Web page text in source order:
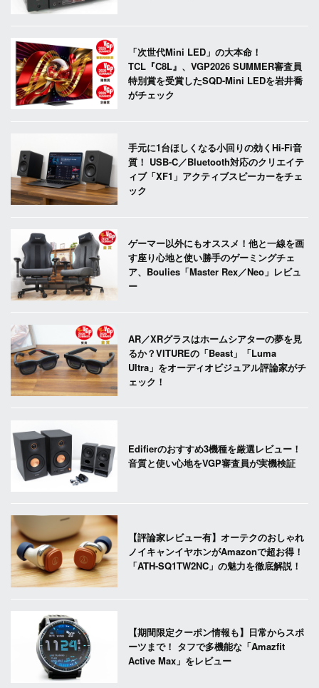
「次世代Mini LED」の大本命！
TCL『C8L』、VGP2026 SUMMER審査員
特別賞を受賞したSQD-Mini LEDを岩井喬
がチェック
手元に1台ほしくなる小回りの効くHi-Fi音
質！ USB-C／Bluetooth対応のクリエイテ
ィブ「XF1」アクティブスピーカーをチェ
ック
ゲーマー以外にもオススメ！他と一線を画
す座り心地と使い勝手のゲーミングチェ
ア、Boulies「Master Rex／Neo」レビュ
ー
AR／XRグラスはホームシアターの夢を見
るか？VITUREの「Beast」「Luma
Ultra」をオーディオビジュアル評論家がチ
ェック！
Edifierのおすすめ3機種を厳選レビュー！
音質と使い心地をVGP審査員が実機検証
【評論家レビュー有】オーテクのおしゃれ
ノイキャンイヤホンがAmazonで超お得！
「ATH-SQ1TW2NC」の魅力を徹底解説！
【期間限定クーポン情報も】日常からスポ
ーツまで！ タフで多機能な「Amazfit
Active Max」をレビュー